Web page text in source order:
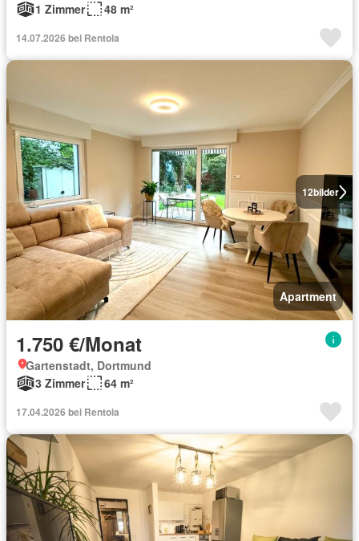
1 Zimmer
48 m²
14.07.2026 bei Rentola
12bilder
Apartment
1.750 €/Monat
Gartenstadt, Dortmund
3 Zimmer
64 m²
17.04.2026 bei Rentola